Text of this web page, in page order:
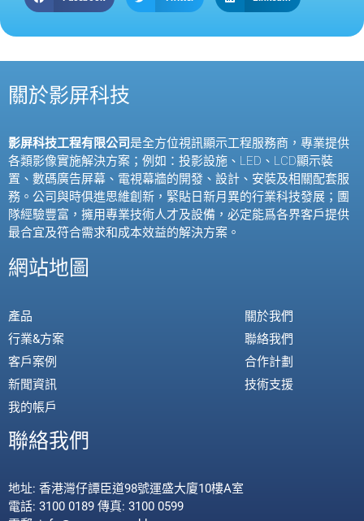
關於影屏科技
影屏科技工程有限公司 是全方位視訊顯示工程服務商，專業提供
各類影像實施解決方案；例如：投影設施、 LED 、 LCD顯示裝
置、數碼廣告屏幕、電視幕牆的開發、設計、安裝及相關配套服
務。公司與時俱進思維創新，緊貼日新月異的行業科技發展；團
隊經驗豐富，擁用專業技術人才及設備，必定能爲各界客戶提供
最合宜及符合需求和成本效益的解決方案。
網站地圖
產品
行業&方案
客戶案例
新聞資訊
我的帳戶
關於我們
聯絡我們
合作計劃
技術支援
聯絡我們
地址: 香港灣仔譚臣道98號運盛大廈10樓A室
電話: 3100 0189 傳真: 3100 0599